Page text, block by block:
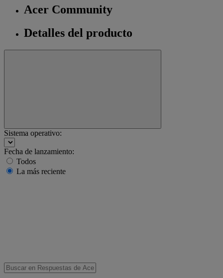
Acer Community
Detalles del producto
Sistema operativo:
Fecha de lanzamiento:
Todos
La más reciente